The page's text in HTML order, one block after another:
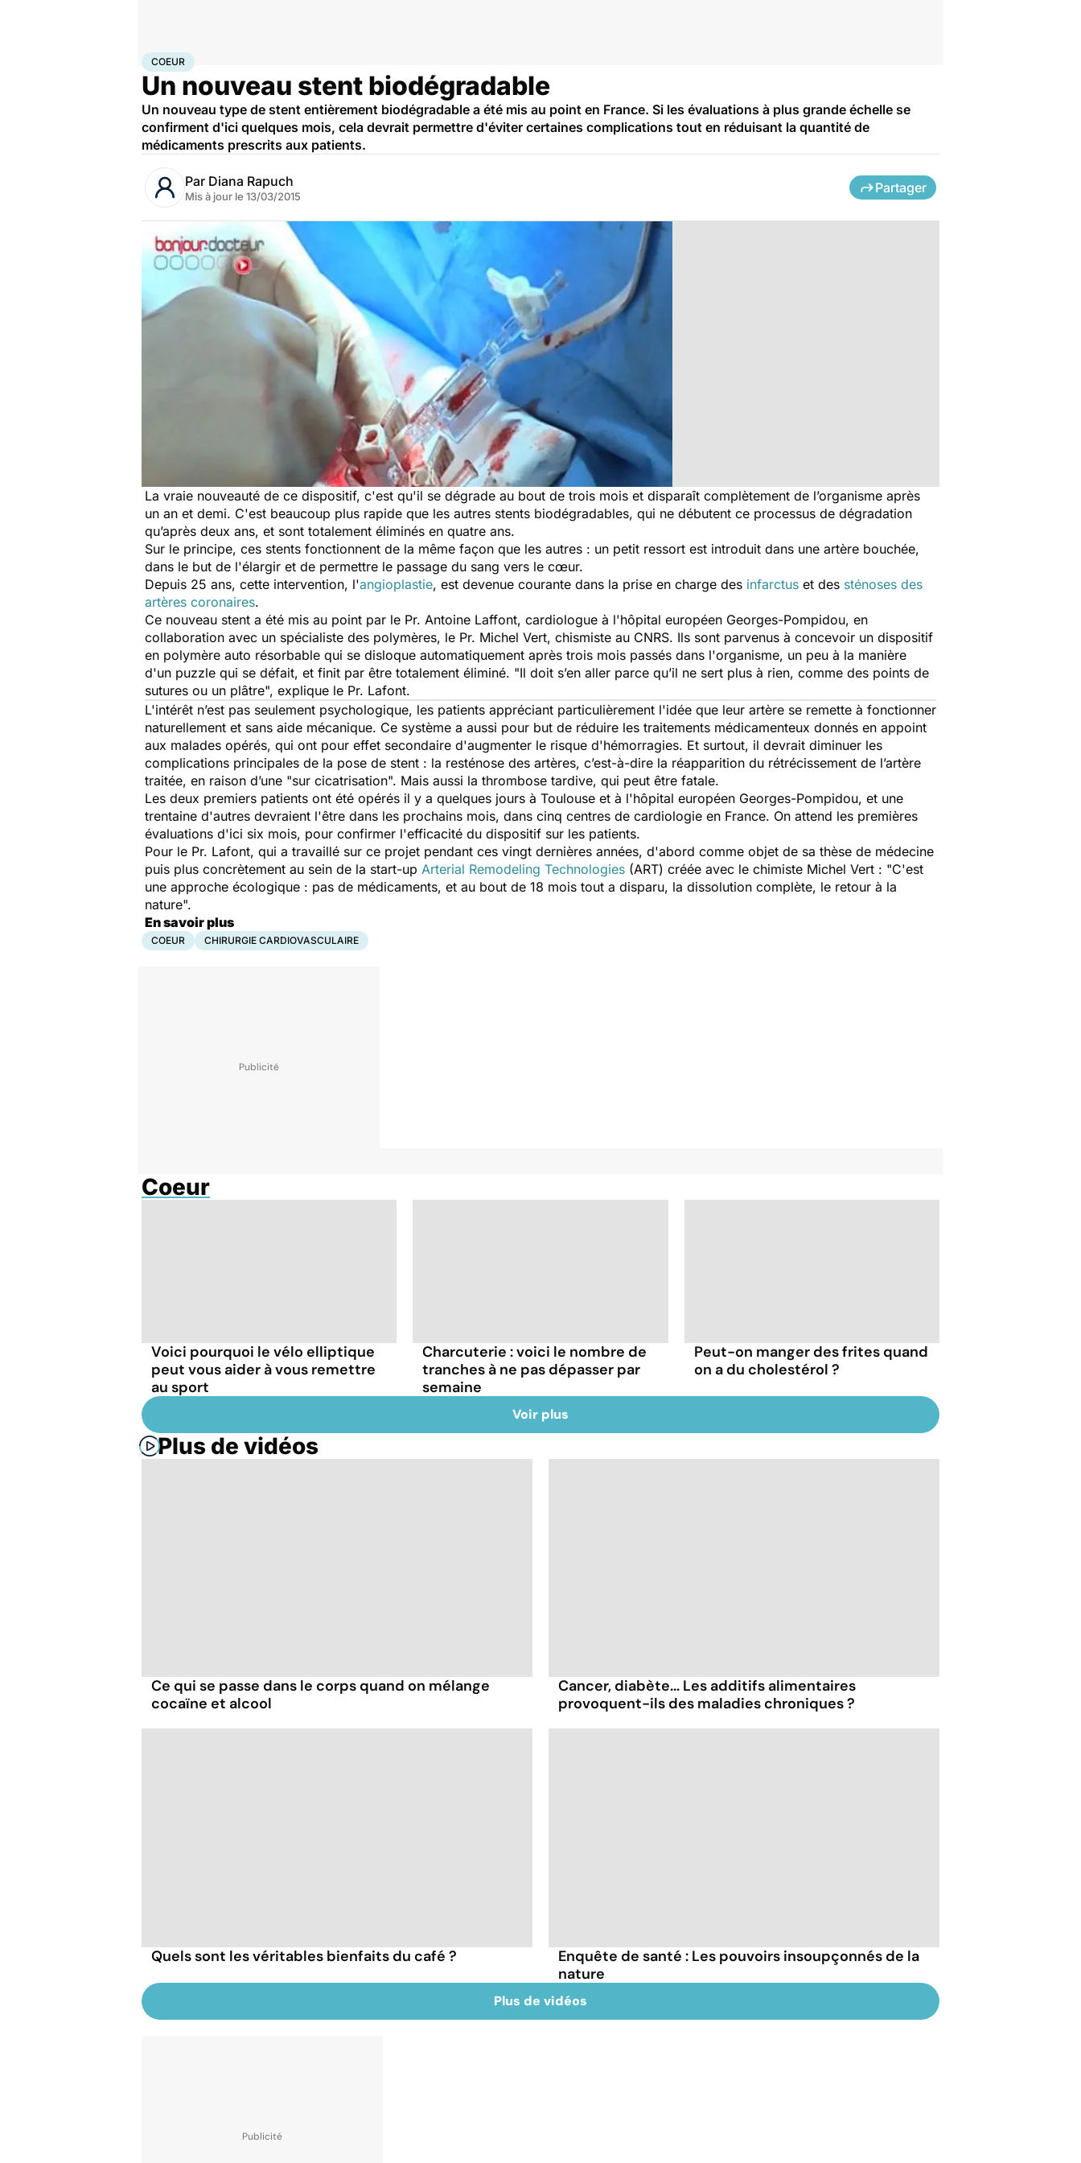
AccueilSanté
COEUR
Un nouveau stent biodégradable
Un nouveau type de stent entièrement biodégradable a été mis au point en France. Si les évaluations à plus grande échelle se
confirment d'ici quelques mois, cela devrait permettre d'éviter certaines complications tout en réduisant la quantité de
médicaments prescrits aux patients.
Par Diana Rapuch
Mis à jour le 13/03/2015
Partager
La vraie nouveauté de ce dispositif, c'est qu'il se dégrade au bout de trois mois et disparaît complètement de l’organisme après
un an et demi. C'est beaucoup plus rapide que les autres stents biodégradables, qui ne débutent ce processus de dégradation
qu’après deux ans, et sont totalement éliminés en quatre ans.
Sur le principe, ces stents fonctionnent de la même façon que les autres : un petit ressort est introduit dans une artère bouchée,
dans le but de l'élargir et de permettre le passage du sang vers le cœur.
Depuis 25 ans, cette intervention, l'angioplastie, est devenue courante dans la prise en charge des infarctus et des sténoses des
artères coronaires.
Ce nouveau stent a été mis au point par le Pr. Antoine Laffont, cardiologue à l'hôpital européen Georges-Pompidou, en
collaboration avec un spécialiste des polymères, le Pr. Michel Vert, chismiste au CNRS. Ils sont parvenus à concevoir un dispositif
en polymère auto résorbable qui se disloque automatiquement après trois mois passés dans l'organisme, un peu à la manière
d'un puzzle qui se défait, et finit par être totalement éliminé. "Il doit s’en aller parce qu’il ne sert plus à rien, comme des points de
sutures ou un plâtre", explique le Pr. Lafont.
L'intérêt n’est pas seulement psychologique, les patients appréciant particulièrement l'idée que leur artère se remette à fonctionner
naturellement et sans aide mécanique. Ce système a aussi pour but de réduire les traitements médicamenteux donnés en appoint
aux malades opérés, qui ont pour effet secondaire d'augmenter le risque d'hémorragies. Et surtout, il devrait diminuer les
complications principales de la pose de stent : la resténose des artères, c’est-à-dire la réapparition du rétrécissement de l’artère
traitée, en raison d’une "sur cicatrisation". Mais aussi la thrombose tardive, qui peut être fatale.
Les deux premiers patients ont été opérés il y a quelques jours à Toulouse et à l'hôpital européen Georges-Pompidou, et une
trentaine d'autres devraient l'être dans les prochains mois, dans cinq centres de cardiologie en France. On attend les premières
évaluations d'ici six mois, pour confirmer l'efficacité du dispositif sur les patients.
Pour le Pr. Lafont, qui a travaillé sur ce projet pendant ces vingt dernières années, d'abord comme objet de sa thèse de médecine
puis plus concrètement au sein de la start-up Arterial Remodeling Technologies (ART) créée avec le chimiste Michel Vert : "C'est
une approche écologique : pas de médicaments, et au bout de 18 mois tout a disparu, la dissolution complète, le retour à la
nature".
En savoir plus
COEUR CHIRURGIE CARDIOVASCULAIRE
Coeur
Voici pourquoi le vélo elliptique
peut vous aider à vous remettre
au sport
Charcuterie : voici le nombre de
tranches à ne pas dépasser par
semaine
Peut-on manger des frites quand
on a du cholestérol ?
Voir plus
Plus de vidéos
Ce qui se passe dans le corps quand on mélange
cocaïne et alcool
Cancer, diabète... Les additifs alimentaires
provoquent-ils des maladies chroniques ?
Quels sont les véritables bienfaits du café ?
Enquête de santé : Les pouvoirs insoupçonnés de la
nature
Plus de vidéos